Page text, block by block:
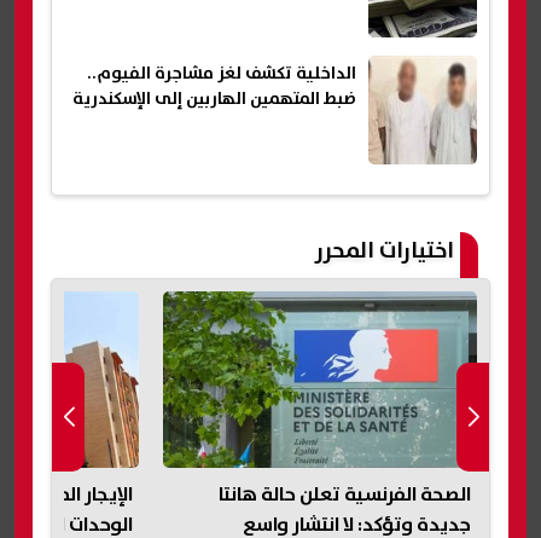
الداخلية تكشف لغز مشاجرة الفيوم..
ضبط المتهمين الهاربين إلى الإسكندرية
اختيارات المحرر
الصحة الفرنسية تعلن حالة هانتا
جديدة وتؤكد: لا انتشار واسع
الإيجار
الوحدات